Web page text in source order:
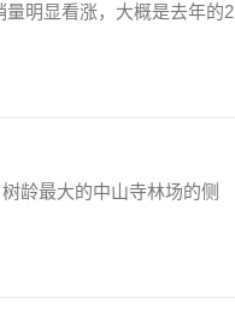
明显看涨，大概是去年的2
龄最大的中山寺林场的侧